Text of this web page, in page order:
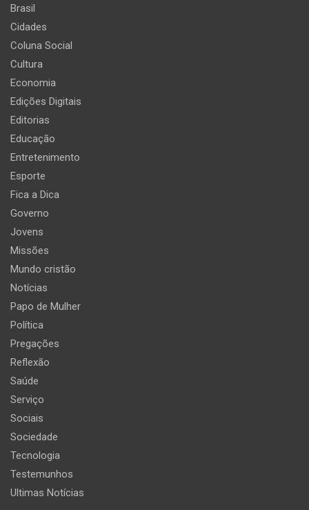
Brasil
Cidades
Coluna Social
Cultura
Economia
Edições Digitais
Editorias
Educação
Entretenimento
Esporte
Fica a Dica
Governo
Jovens
Missões
Mundo cristão
Notícias
Papo de Mulher
Política
Pregações
Reflexão
Saúde
Serviço
Sociais
Sociedade
Tecnologia
Testemunhos
Ultimas Notícias